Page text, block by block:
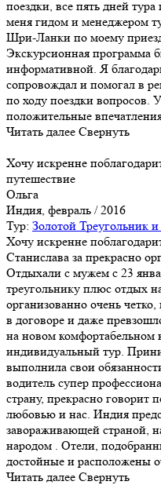
поездки, все пять дней
меня гидом и менеджером
Шри-Ланки по моему
Экскурсионная программа
информативной. Я
сопровождал и помогал в
по ходу поездки вопросов.
положительные
Читать далее Свернуть
Хочу искренне
путешествие
Ольга
Индия, февраль / 2016
Тур: Золотой Треугольник
Хочу искренне
Станислава за прекрасно
Отдыхали с мужем с 23
треугольнику плюс отдых
организованно очень
в договоре и даже
на новом комфортабельном
индивидуальный тур.
выполнила свои
водитель супер
страну, прекрасно говорит
любовью и нас. Индия
завораживающей страной,
народом . Отели,
достойные и расположены
Читать далее Свернуть